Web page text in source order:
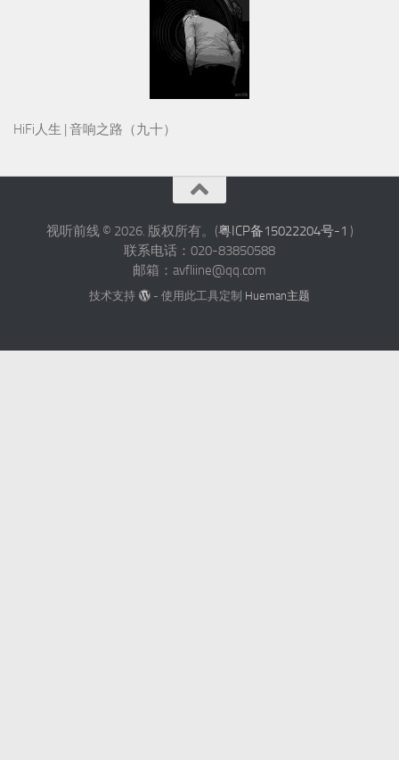
HiFi人生 | 音响之路（九十）
视听前线 © 2026. 版权所有。(粤ICP备15022204号-1 )
联系电话：020-83850588
邮箱：avfliine@qq.com
技术支持 - 使用此工具定制 Hueman主题